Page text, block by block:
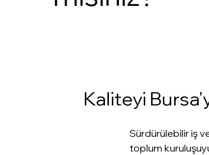
Kaliteyi
Sürdürülebilir iş
toplum